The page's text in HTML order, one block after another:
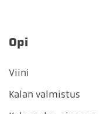
Opi
Viini
Kalan valmistus